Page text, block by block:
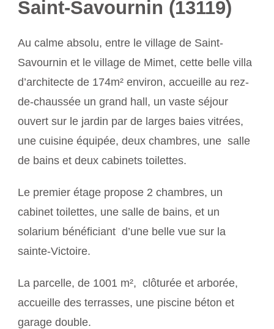
Saint-Savournin (13119)
Au calme absolu, entre le village de Saint-
Savournin et le village de Mimet, cette belle villa
d’architecte de 174m² environ, accueille au rez-
de-chaussée un grand hall, un vaste séjour
ouvert sur le jardin par de larges baies vitrées,
une cuisine équipée, deux chambres, une salle
de bains et deux cabinets toilettes.
Le premier étage propose 2 chambres, un
cabinet toilettes, une salle de bains, et un
solarium bénéficiant d’une belle vue sur la
sainte-Victoire.
La parcelle, de 1001 m², clôturée et arborée,
accueille des terrasses, une piscine béton et
garage double.